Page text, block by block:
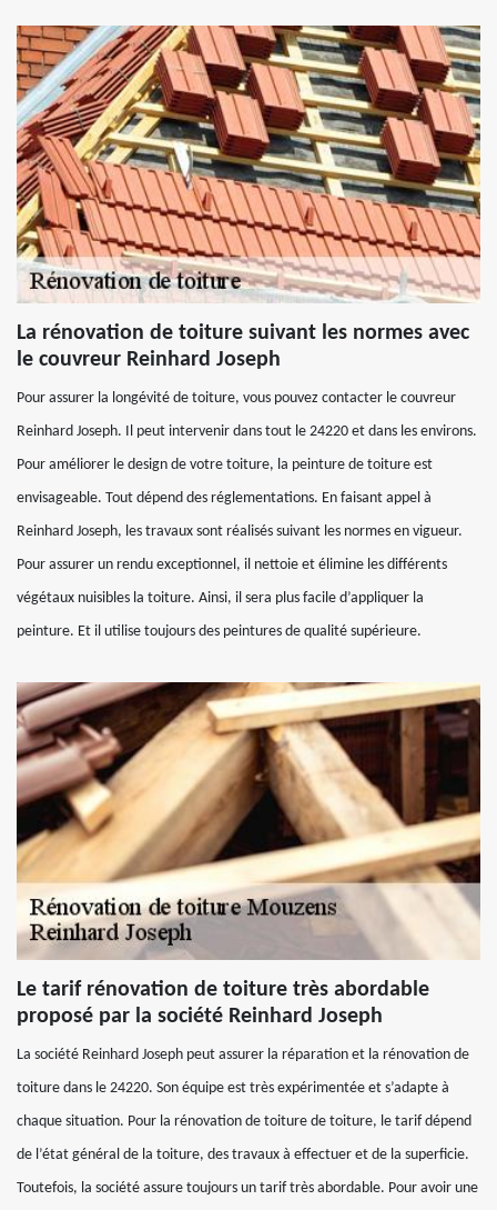
La rénovation de toiture suivant les normes avec
le couvreur Reinhard Joseph
Pour assurer la longévité de toiture, vous pouvez contacter le couvreur
Reinhard Joseph. Il peut intervenir dans tout le 24220 et dans les environs.
Pour améliorer le design de votre toiture, la peinture de toiture est
envisageable. Tout dépend des réglementations. En faisant appel à
Reinhard Joseph, les travaux sont réalisés suivant les normes en vigueur.
Pour assurer un rendu exceptionnel, il nettoie et élimine les différents
végétaux nuisibles la toiture. Ainsi, il sera plus facile d’appliquer la
peinture. Et il utilise toujours des peintures de qualité supérieure.
Le tarif rénovation de toiture très abordable
proposé par la société Reinhard Joseph
La société Reinhard Joseph peut assurer la réparation et la rénovation de
toiture dans le 24220. Son équipe est très expérimentée et s’adapte à
chaque situation. Pour la rénovation de toiture de toiture, le tarif dépend
de l’état général de la toiture, des travaux à effectuer et de la superficie.
Toutefois, la société assure toujours un tarif très abordable. Pour avoir une